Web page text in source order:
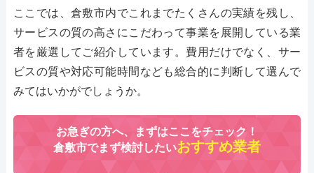
ここでは、倉敷市内でこれまでたくさんの実績を残し、
サービスの質の高さにこだわって事業を展開している業
者を厳選してご紹介しています。費用だけでなく、サー
ビスの質や対応可能時間なども総合的に判断して選んで
みてはいかがでしょうか。
お急ぎの方へ、まずはここをチェック！
倉敷市でまず検討したいおすすめ業者